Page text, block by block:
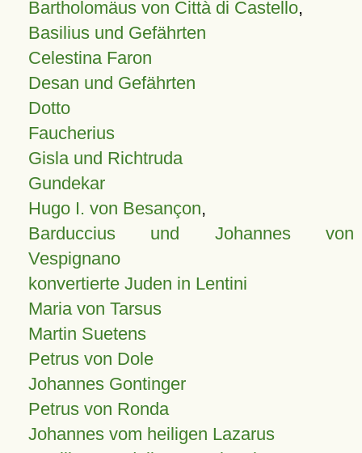
Bartholomäus von Città di Castello,
Basilius und Gefährten
Celestina Faron
Desan und Gefährten
Dotto
Faucherius
Gisla und Richtruda
Gundekar
Hugo I. von Besançon,
Barduccius und Johannes von
Vespignano
konvertierte Juden in Lentini
Maria von Tarsus
Martin Suetens
Petrus von Dole
Johannes Gontinger
Petrus von Ronda
Johannes vom heiligen Lazarus